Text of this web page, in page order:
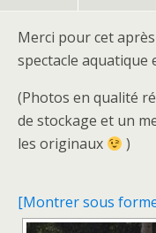
Merci pour cet
spectacle aquatique
(Photos en qualité
de stockage et un
les originaux
)
[Montrer sous